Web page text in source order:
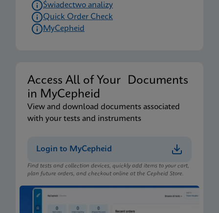
Świadectwo analizy
Quick Order Check
MyCepheid
Access All of Your Documents
in MyCepheid
View and download documents associated
with your tests and instruments
Login to MyCepheid
Find tests and collection devices, quickly add items to your cart,
plan future orders, and checkout online at the Cepheid Store.